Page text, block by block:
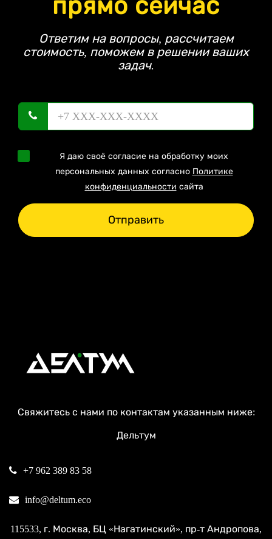
прямо сейчас
Ответим на вопросы, рассчитаем
стоимость, поможем в решении ваших
задач.
Я даю своё согласие на обработку моих
персональных данных согласно Политике
конфиденциальности сайта
Отправить
Свяжитесь с нами по контактам указанным ниже:
Дельтум
+7 962 389 83 58
info@deltum.eco
115533, г. Москва, БЦ «Нагатинский», пр-т Андропова,